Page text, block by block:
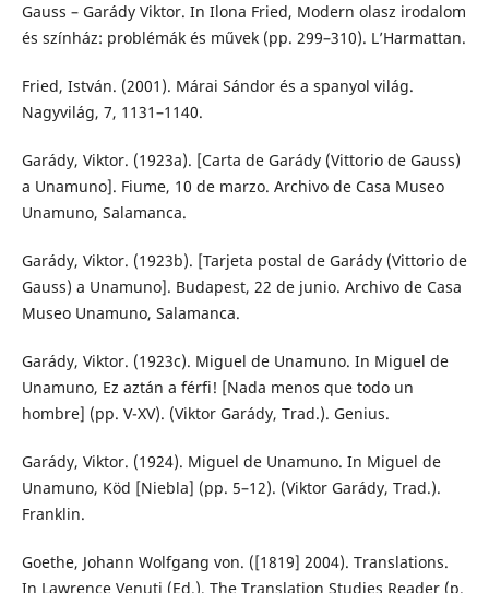
Gauss – Garády Viktor. In Ilona Fried, Modern olasz irodalom
és színház: problémák és művek (pp. 299–310). L’Harmattan.
Fried, István. (2001). Márai Sándor és a spanyol világ.
Nagyvilág, 7, 1131–1140.
Garády, Viktor. (1923a). [Carta de Garády (Vittorio de Gauss)
a Unamuno]. Fiume, 10 de marzo. Archivo de Casa Museo
Unamuno, Salamanca.
Garády, Viktor. (1923b). [Tarjeta postal de Garády (Vittorio de
Gauss) a Unamuno]. Budapest, 22 de junio. Archivo de Casa
Museo Unamuno, Salamanca.
Garády, Viktor. (1923c). Miguel de Unamuno. In Miguel de
Unamuno, Ez aztán a férfi! [Nada menos que todo un
hombre] (pp. V-XV). (Viktor Garády, Trad.). Genius.
Garády, Viktor. (1924). Miguel de Unamuno. In Miguel de
Unamuno, Köd [Niebla] (pp. 5–12). (Viktor Garády, Trad.).
Franklin.
Goethe, Johann Wolfgang von. ([1819] 2004). Translations.
In Lawrence Venuti (Ed.), The Translation Studies Reader (p.